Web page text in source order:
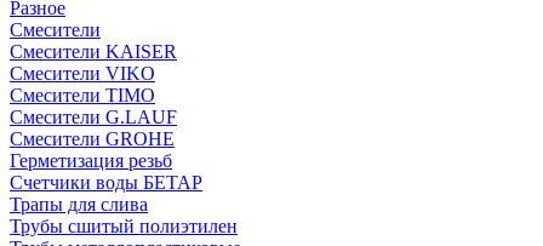
Разное
Смесители
Смесители KAISER
Смесители VIKO
Смесители TIMO
Смесители G.LAUF
Смесители GROHE
Герметизация резьб
Счетчики воды БЕТАР
Трапы для слива
Трубы сшитый полиэтилен